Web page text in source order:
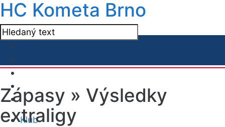
HC Kometa Brno
Klub
Zápasy » Výsledky
extraligy